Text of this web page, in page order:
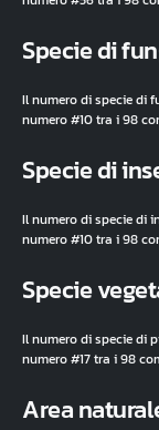
Specie di
Il numero di specie di
numero #10 tra i 98
Specie di
Il numero di specie di
numero #10 tra i 98
Specie
Il numero di specie di
numero #17 tra i 98
Area